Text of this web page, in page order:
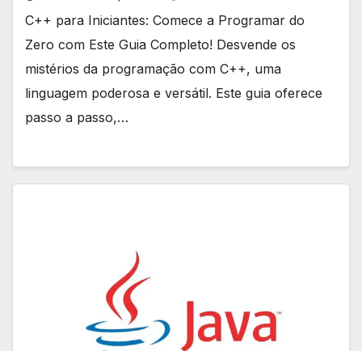
C++ para Iniciantes: Comece a Programar do
Zero com Este Guia Completo! Desvende os
mistérios da programação com C++, uma
linguagem poderosa e versátil. Este guia oferece
passo a passo,…